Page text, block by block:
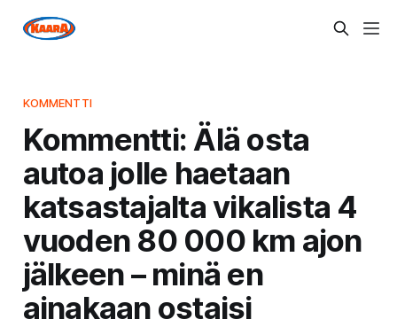
KOMMENTTI
Kommentti: Älä osta
autoa jolle haetaan
katsastajalta vikalista 4
vuoden 80 000 km ajon
jälkeen – minä en
ainakaan ostaisi